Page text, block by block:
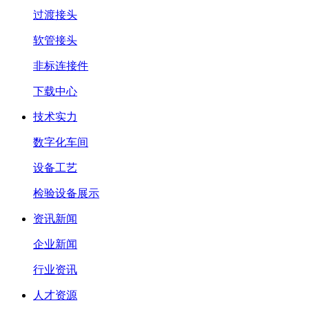
过渡接头
软管接头
非标连接件
下载中心
技术实力
数字化车间
设备工艺
检验设备展示
资讯新闻
企业新闻
行业资讯
人才资源